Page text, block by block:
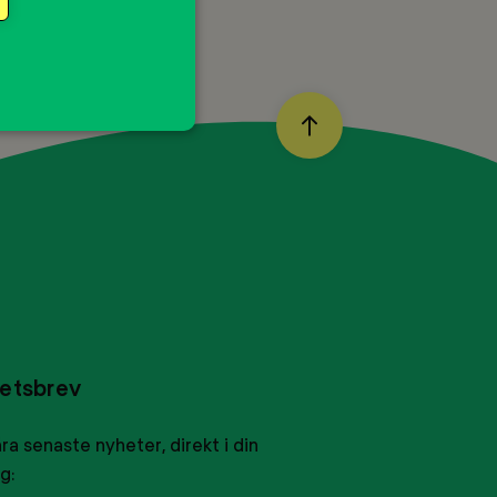
BACK
TOP
senaste nyheter, direkt i din